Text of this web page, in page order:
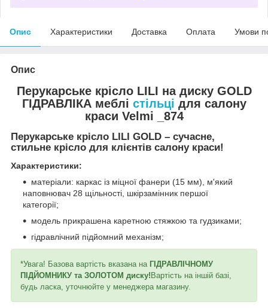
Опис Характеристики Доставка Оплата Умови
Опис
Перукарське крісло LILI на диску GOLD
ГІДРАВЛІКА меблі стільці для салону
краси Velmi _874
Перукарське крісло LILI GOLD – сучасне,
стильне крісло для клієнтів салону краси!
Характеристики:
матеріали: каркас із міцної фанери (15 мм), м'який
наповнювач 28 щільності, шкірзамінник першої
категорії;
модель прикрашена каретною стяжкою та гудзиками;
гідравлічний підйомний механізм;
*Увага! Базова вартість вказана на ГІДРАВЛІЧНОМУ
ПІДЙОМНИКУ та ЗОЛОТОМ диску! Вартість на іншій базі,
будь ласка, уточнюйте у менеджера магазину.